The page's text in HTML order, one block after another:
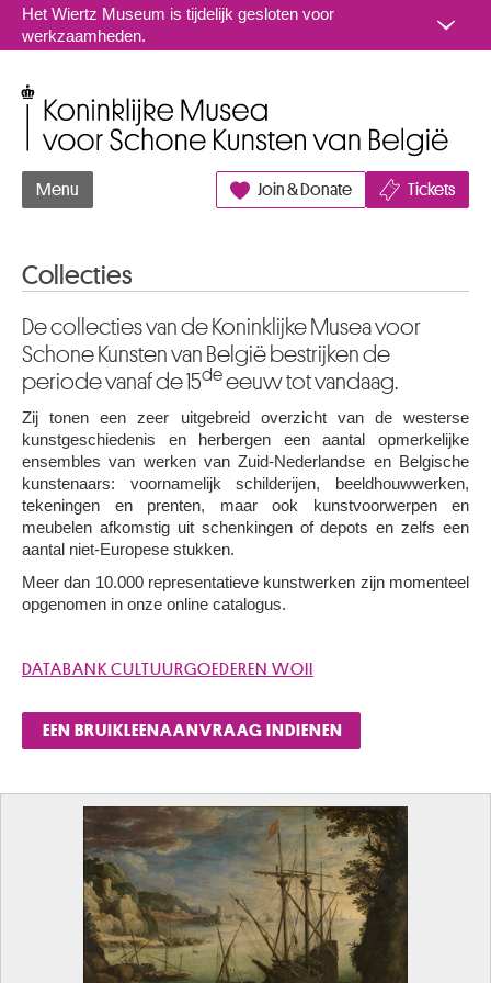
Naar inhoud
Het Wiertz Museum is tijdelijk gesloten voor
werkzaamheden.
Menu Join & Donate Tickets
Collecties
De collecties van de Koninklijke Musea voor
Schone Kunsten van België bestrijken de
periode vanaf de 15deeeuw tot vandaag.
Zij tonen een zeer uitgebreid overzicht van de westerse
kunstgeschiedenis en herbergen een aantal opmerkelijke
ensembles van werken van Zuid-Nederlandse en Belgische
kunstenaars: voornamelijk schilderijen, beeldhouwwerken,
tekeningen en prenten, maar ook kunstvoorwerpen en
meubelen afkomstig uit schenkingen of depots en zelfs een
aantal niet-Europese stukken.
Meer dan 10.000 representatieve kunstwerken zijn momenteel
opgenomen in onze online catalogus.
DATABANK CULTUURGOEDEREN WOII
EEN BRUIKLEENAANVRAAG INDIENEN